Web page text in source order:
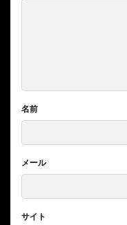
名前
メール
サイト